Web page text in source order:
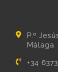
P.º
Málaga
+34